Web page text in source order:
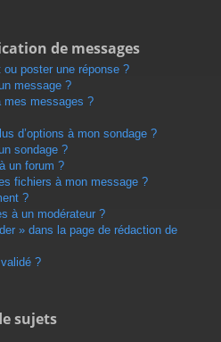
de messages
poster une réponse ?
message ?
mes messages ?
d’options à mon sondage ?
sondage ?
un forum ?
fichiers à mon message ?
?
à un modérateur ?
» dans la page de rédaction de
?
sujets